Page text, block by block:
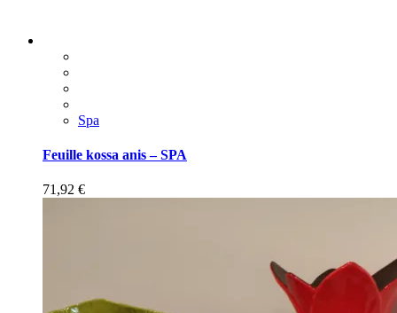
Spa
Feuille kossa anis – SPA
71,92 €